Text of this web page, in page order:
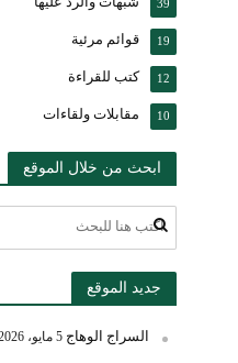
39
قوائم مرئية 19
كتب للقراءة 12
مقابلات ولقاءات 10
ابحث من خلال الموقع
جديد الموقع
السراج الوهاج 5 مايو، 2026